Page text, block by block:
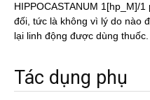
HIPPOCASTANUM 1[hp_M]/
đối, tức là không vì lý do nào
lại linh động được dùng thuốc.
Tác dụng phụ